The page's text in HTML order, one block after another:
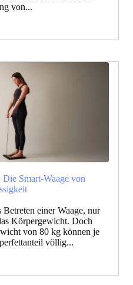
von...
Smart-Waage von
Betreten einer Waage, nur
Körpergewicht. Doch
von 80 kg können je
völlig...